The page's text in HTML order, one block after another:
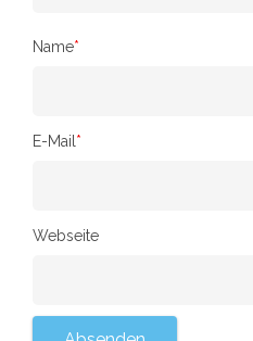
Name*
E-Mail *
Webseite